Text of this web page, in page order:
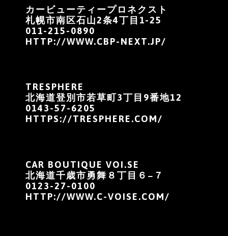
カービューティープロネクスト
札幌市南区石山2条4丁目1-25
011-215-0890
HTTP://WWW.CBP-NEXT.JP/
TRESPHERE
北海道登別市若草町3丁目9番地12
0143-57-6205
HTTPS://TRESPHERE.COM/
CAR BOUTIQUE VOI.SE
北海道千歳市勇舞８丁目６−７
0123-27-0100
HTTP://WWW.C-VOISE.COM/